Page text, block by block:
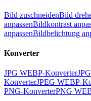
Bild zuschneidenBild
anpassenBildkontrast
anpassenBildbelichtung
Konverter
JPG WEBP-Konverter
KonverterJPEG WEBP-
PNG-KonverterPNG